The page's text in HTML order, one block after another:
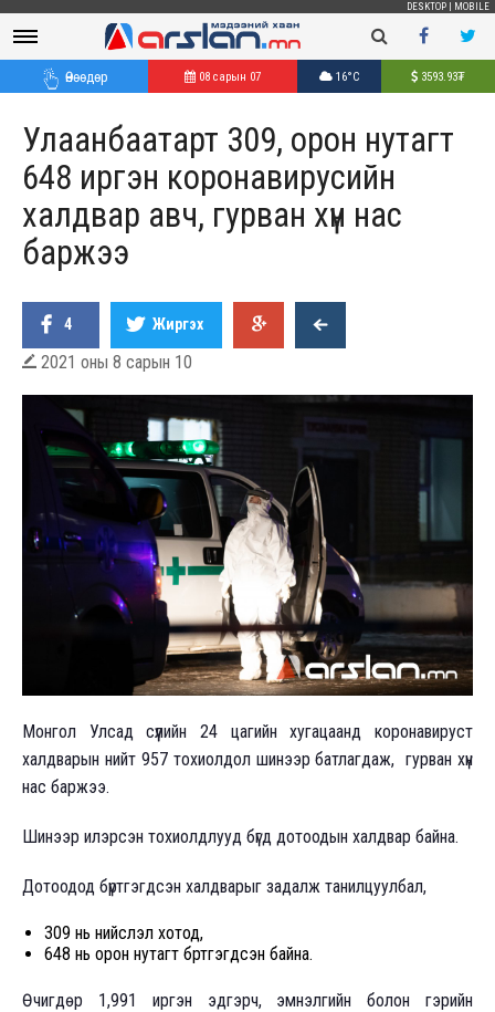
DESKTOP MOBILE
Өнөөдөр 08 сарын 07 16°C 3593.93₮
Улаанбаатарт 309, орон нутагт
648 иргэн коронавирусийн
халдвар авч, гурван хүн нас
баржээ
4 Жиргэх
 2021 оны 8 сарын 10
Монгол Улсад сүүлийн 24 цагийн хугацаанд коронавируст
халдварын нийт 957 тохиолдол шинээр батлагдаж, гурван хүн
нас баржээ.
Шинээр илэрсэн тохиолдлууд бүгд дотоодын халдвар байна.
Дотоодод бүртгэгдсэн халдварыг задалж танилцуулбал,
309 нь нийслэл хотод,
648 нь орон нутагт бүртгэгдсэн байна.
Өчигдөр 1,991 иргэн эдгэрч, эмнэлгийн болон гэрийн